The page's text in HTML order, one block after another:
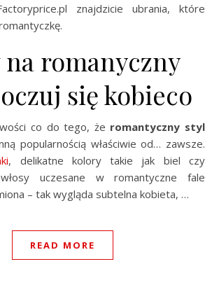
znajdzicie ubrania, które
na romanyczny
się kobieco
co do tego, że romantyczny styl
popularnością właściwie od… zawsze.
, delikatne kolory takie jak biel czy
uczesane w romantyczne fale
– tak wygląda subtelna kobieta, …
READ MORE